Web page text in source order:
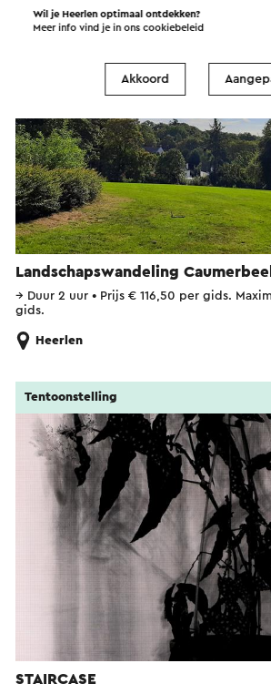
Landschapswandeling
→ Duur 2 uur • Prijs € 116,50 per gids.
gids.
Heerlen
STAIRCASE
Tentoonstelling
Wil je Heerlen optimaal ontdekken?
Meer info vind je in onscookiebeleid
Akkoord